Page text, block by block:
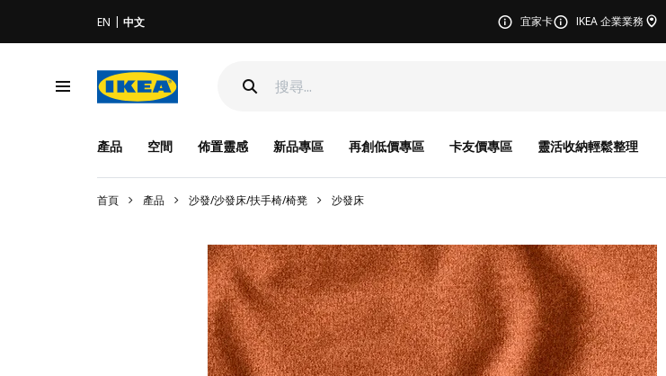
EN 中文 宜家卡 IKEA 企業業務
產品 空間 佈置靈感 新品專區 再創低價專區 卡友價專區 靈活收納輕鬆整理
首頁 產品 沙發/沙發床/扶手椅/椅凳 沙發床